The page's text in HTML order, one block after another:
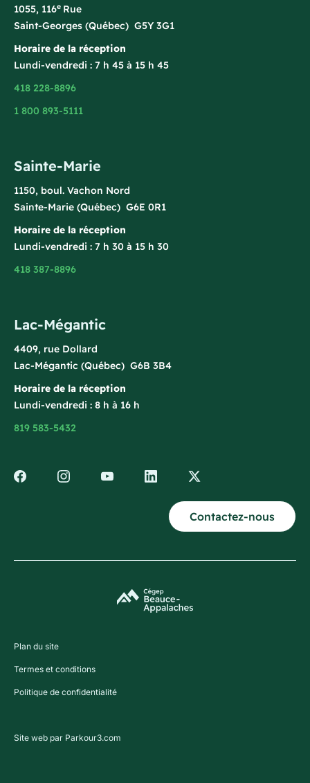
1055, 116e Rue
Saint-Georges (Québec) G5Y 3G1
Horaire de la réception
Lundi-vendredi : 7 h 45 à 15 h 45
418 228-8896
1 800 893-5111
Sainte-Marie
1150, boul. Vachon Nord
Sainte-Marie (Québec) G6E 0R1
Horaire de la réception
Lundi-vendredi : 7 h 30 à 15 h 30
418 387-8896
Lac-Mégantic
4409, rue Dollard
Lac-Mégantic (Québec) G6B 3B4
Horaire de la réception
Lundi-vendredi : 8 h à 16 h
819 583-5432
Contactez-nous
Plan du site
Termes et conditions
Politique de confidentialité
Site web par Parkour3.com